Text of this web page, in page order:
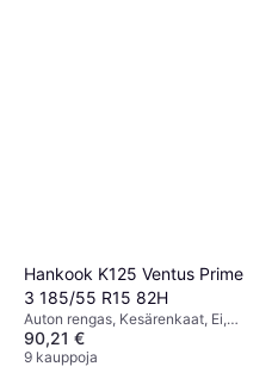
Hankook K125 Ventus Prime
3 185/55 R15 82H
Auton rengas, Kesärenkaat, Ei,
Profiili 55 %, Nopeusindeksi H (210
km/h)
90,21 €
9 kauppoja